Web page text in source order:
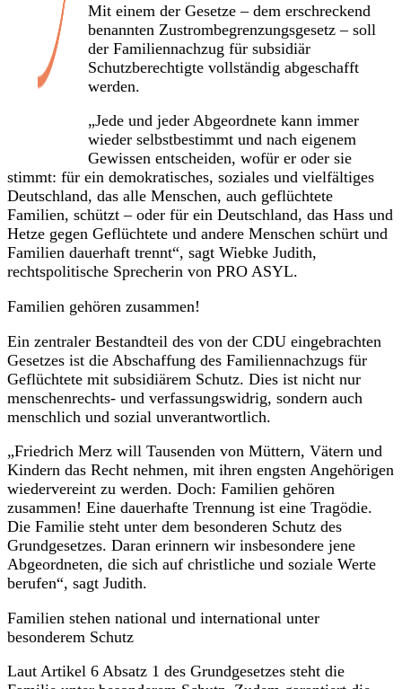
Mit einem der Gesetze – dem erschreckend
benannten Zustrombegrenzungsgesetz – soll
der Familiennachzug für subsidiär
Schutzberechtigte vollständig abgeschafft
werden.
„Jede und jeder Abgeordnete kann immer
wieder selbstbestimmt und nach eigenem
Gewissen entscheiden, wofür er oder sie
stimmt: für ein demokratisches, soziales und vielfältiges
Deutschland, das alle Menschen, auch geflüchtete
Familien, schützt – oder für ein Deutschland, das Hass und
Hetze gegen Geflüchtete und andere Menschen schürt und
Familien dauerhaft trennt“, sagt Wiebke Judith,
rechtspolitische Sprecherin von PRO ASYL.
Familien gehören zusammen!
Ein zentraler Bestandteil des von der CDU eingebrachten
Gesetzes ist die Abschaffung des Familiennachzugs für
Geflüchtete mit subsidiärem Schutz. Dies ist nicht nur
menschenrechts- und verfassungswidrig, sondern auch
menschlich und sozial unverantwortlich.
„Friedrich Merz will Tausenden von Müttern, Vätern und
Kindern das Recht nehmen, mit ihren engsten Angehörigen
wiedervereint zu werden. Doch: Familien gehören
zusammen! Eine dauerhafte Trennung ist eine Tragödie.
Die Familie steht unter dem besonderen Schutz des
Grundgesetzes. Daran erinnern wir insbesondere jene
Abgeordneten, die sich auf christliche und soziale Werte
berufen“, sagt Judith.
Familien stehen national und international unter
besonderem Schutz
Laut Artikel 6 Absatz 1 des Grundgesetzes steht die